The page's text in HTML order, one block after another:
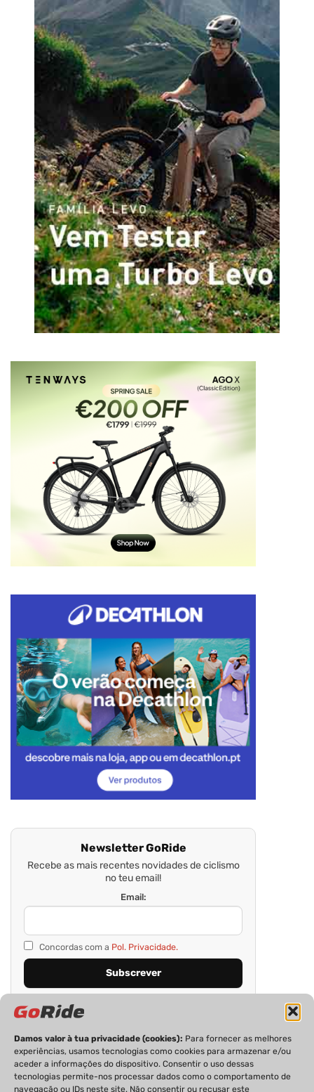
Damos valor à tua privacidade (cookies): Para fornecer as melhores
experiências, usamos tecnologias como cookies para armazenar e/ou
aceder a informações do dispositivo. Consentir o uso dessas
tecnologias permite-nos processar dados como o comportamento de
navegação ou IDs neste site. Não consentir ou recusar este
Newsletter GoRide
Recebe as mais recentes novidades de ciclismo
no teu email!
Email:
Concordas com a Pol. Privacidade.